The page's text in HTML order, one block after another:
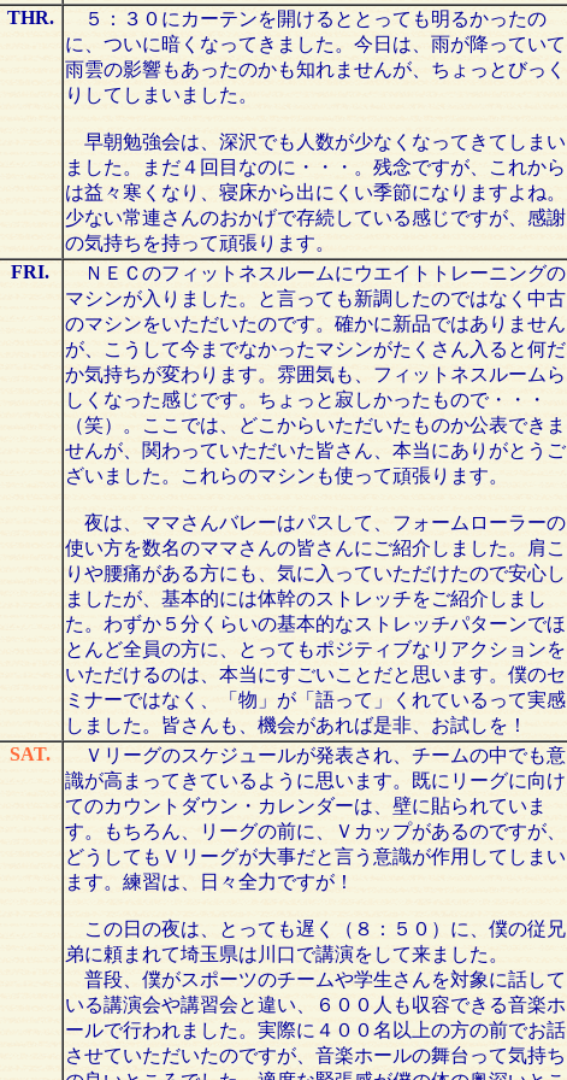
THR.
５：３０にカーテンを開けるととっても明るかったの
に、ついに暗くなってきました。今日は、雨が降っていて
雨雲の影響もあったのかも知れませんが、ちょっとびっく
りしてしまいました。
早朝勉強会は、深沢でも人数が少なくなってきてしまい
ました。まだ４回目なのに・・・。残念ですが、これから
は益々寒くなり、寝床から出にくい季節になりますよね。
少ない常連さんのおかげで存続している感じですが、感謝
の気持ちを持って頑張ります。
FRI.
ＮＥＣのフィットネスルームにウエイトトレーニングの
マシンが入りました。と言っても新調したのではなく中古
のマシンをいただいたのです。確かに新品ではありません
が、こうして今までなかったマシンがたくさん入ると何だ
か気持ちが変わります。雰囲気も、フィットネスルームら
しくなった感じです。ちょっと寂しかったもので・・・
（笑）。ここでは、どこからいただいたものか公表できま
せんが、関わっていただいた皆さん、本当にありがとうご
ざいました。これらのマシンも使って頑張ります。
夜は、ママさんバレーはパスして、フォームローラーの
使い方を数名のママさんの皆さんにご紹介しました。肩こ
りや腰痛がある方にも、気に入っていただけたので安心し
ましたが、基本的には体幹のストレッチをご紹介しまし
た。わずか５分くらいの基本的なストレッチパターンでほ
とんど全員の方に、とってもポジティブなリアクションを
いただけるのは、本当にすごいことだと思います。僕のセ
ミナーではなく、「物」が「語って」くれているって実感
しました。皆さんも、機会があれば是非、お試しを！
SAT.
Ｖリーグのスケジュールが発表され、チームの中でも意
識が高まってきているように思います。既にリーグに向け
てのカウントダウン・カレンダーは、壁に貼られていま
す。もちろん、リーグの前に、Ｖカップがあるのですが、
どうしてもＶリーグが大事だと言う意識が作用してしまい
ます。練習は、日々全力ですが！
この日の夜は、とっても遅く（８：５０）に、僕の従兄
弟に頼まれて埼玉県は川口で講演をして来ました。
普段、僕がスポーツのチームや学生さんを対象に話して
いる講演会や講習会と違い、６００人も収容できる音楽ホ
ールで行われました。実際に４００名以上の方の前でお話
させていただいたのですが、音楽ホールの舞台って気持ち